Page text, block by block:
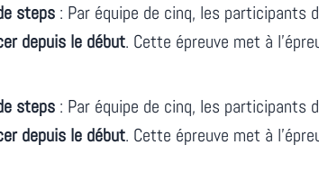
steps : Par équipe de cinq, les participants
depuis le début. Cette épreuve met à
steps : Par équipe de cinq, les participants
depuis le début. Cette épreuve met à